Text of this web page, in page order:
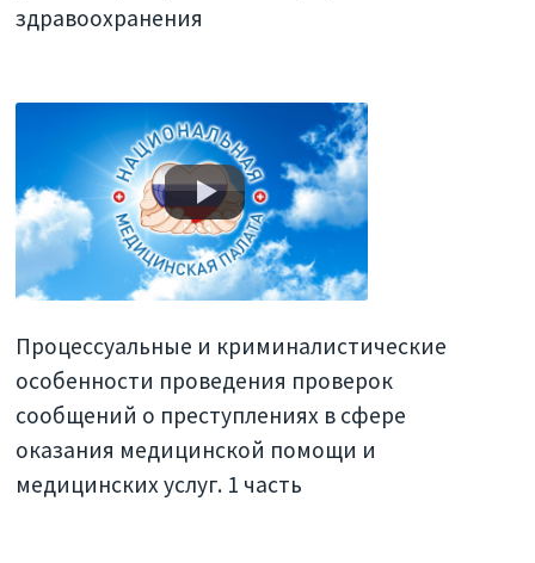
здравоохранения
Процессуальные и криминалистические
особенности проведения проверок
сообщений о преступлениях в сфере
оказания медицинской помощи и
медицинских услуг. 1 часть